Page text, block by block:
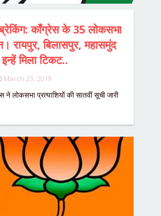
काँग्रेस के 35 लोकसभा
रायपुर, बिलासपुर, महासमुंद
मिला टिकट..
March 23, 2019
ने लोकसभा प्रत्याशियों की सातवीं सूची जारी